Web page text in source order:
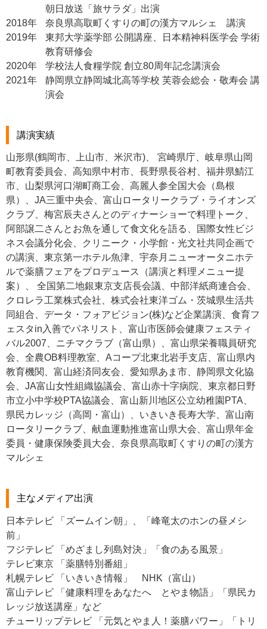
朝日放送「旅サラダ」出演
2018年
奈良県高取町くすりの町の漢方マルシェ 講演
2019年
東邦大学薬学部 公開講座、日本精神科医学会 学術
教育研修会
2020年
学校法人食糧学院 創立80周年記念講演会
2021年
静岡県立静岡城北高等学校 芙蓉会総会・敬寿会 講
演会
講演実績
山形県(鶴岡市、上山市、米沢市)、 宮崎県庁、岐阜県山岡
町教育委員会、高知県中村市、長野県長谷村、福井県鯖江
市、山梨県河口湖町商工会、高麗人参全国大会（島根
県）、JA三重中央会、富山ロータリークラブ・ライオンズ
クラブ、梅宮辰夫さんとのディナーショーで料理トーク、
阿部譲二さんとお魚を通して食文化を語る、国際女性ビジ
ネス会議分化会、クリニーク・小学館・光文社共同企画で
の講演、東京第一ホテル魚津、宇奈月ニューオータニホテ
ルで薬膳フェアをプロデュース（講演と料理メニュー提
案）、 全国第二地銀東京支店長会議、中部洋紙商連合会、
クロレラ工業株式会社、株式会社東洋ゴム・茨城県生活共
同組合、データ・フォアビジョン(株)など企業講演、食育フ
ェスタin入善でパネリスト、富山市医師会健康フェスティ
バル2007、ニチマクラブ（富山県）、富山県栄養職員研究
会、全農OB料理教室、Aコープ北東北岩手支店、富山県内
教育機関、富山経済同友会、愛知県あま市、静岡県文化協
会、JA富山女性組織協議会、富山赤十字病院、東京都日野
市立小中学校PTA協議会、富山新川地区公立幼稚園PTA、
県民カレッジ（高岡・富山）、いきいき長寿大学、富山南
ロータリークラブ、献血運動推進富山県大会、富山県年金
委員・健康保険委員大会、奈良県高取町くすりの町の漢方
マルシェ
主なメディア出演
日本テレビ 「ズームイン朝」、「峰竜太のホンの昼メシ
前」
フジテレビ 「めざまし列島対決」「食のある風景」
テレビ東京 「薬膳特別番組」
札幌テレビ 「いきいき情報」 NHK（富山）
富山テレビ 「健康料理をあなたへ とやま物語」「県民カ
レッジ放送講座」など
チューリップテレビ 「元気とやま人！薬膳パワー」「トリ